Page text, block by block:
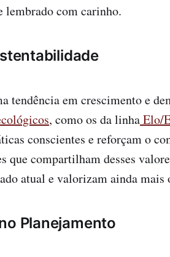
com carinho.
tendência em crescimento e
, como os da linhaElo/
conscientes e reforçam o
que compartilham desses
atual e valorizam ainda mais
Planejamento